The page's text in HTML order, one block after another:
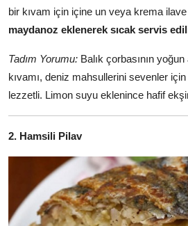
bir kıvam için içine un veya krema ilave
maydanoz eklenerek sıcak servis
Tadım Yorumu: Balık çorbasının
kıvamı, deniz mahsullerini sevenler
lezzetli. Limon suyu eklenince hafif
2. Hamsili Pilav